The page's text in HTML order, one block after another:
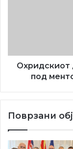
Тодор
на
Европската
Охридскиот
под
Поврзани